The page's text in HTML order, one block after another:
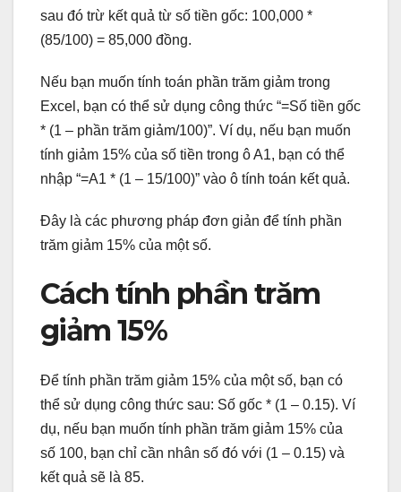
sau đó trừ kết quả từ số tiền gốc: 100,000 *
(85/100) = 85,000 đồng.
Nếu bạn muốn tính toán phần trăm giảm trong
Excel, bạn có thể sử dụng công thức “=Số tiền gốc
* (1 – phần trăm giảm/100)”. Ví dụ, nếu bạn muốn
tính giảm 15% của số tiền trong ô A1, bạn có thể
nhập “=A1 * (1 – 15/100)” vào ô tính toán kết quả.
Đây là các phương pháp đơn giản để tính phần
trăm giảm 15% của một số.
Cách tính phần trăm
giảm 15%
Để tính phần trăm giảm 15% của một số, bạn có
thể sử dụng công thức sau: Số gốc * (1 – 0.15). Ví
dụ, nếu bạn muốn tính phần trăm giảm 15% của
số 100, bạn chỉ cần nhân số đó với (1 – 0.15) và
kết quả sẽ là 85.